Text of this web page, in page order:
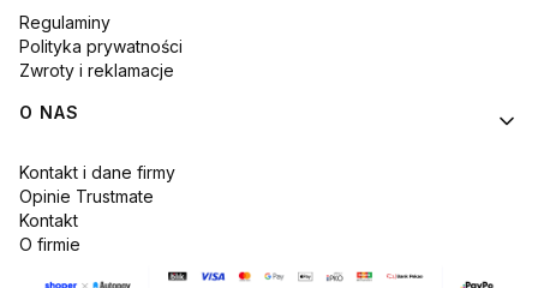
Regulaminy
Polityka prywatności
Zwroty i reklamacje
O NAS
Kontakt i dane firmy
Opinie Trustmate
Kontakt
O firmie